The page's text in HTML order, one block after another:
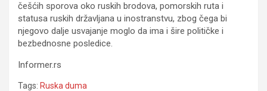
češćih sporova oko ruskih brodova, pomorskih ruta i
statusa ruskih državljana u inostranstvu, zbog čega bi
njegovo dalje usvajanje moglo da ima i šire političke i
bezbednosne posledice.
Informer.rs
Tags: Ruska duma